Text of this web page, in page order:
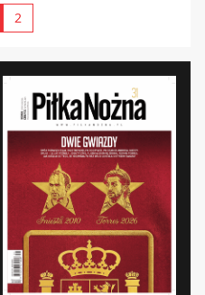
2